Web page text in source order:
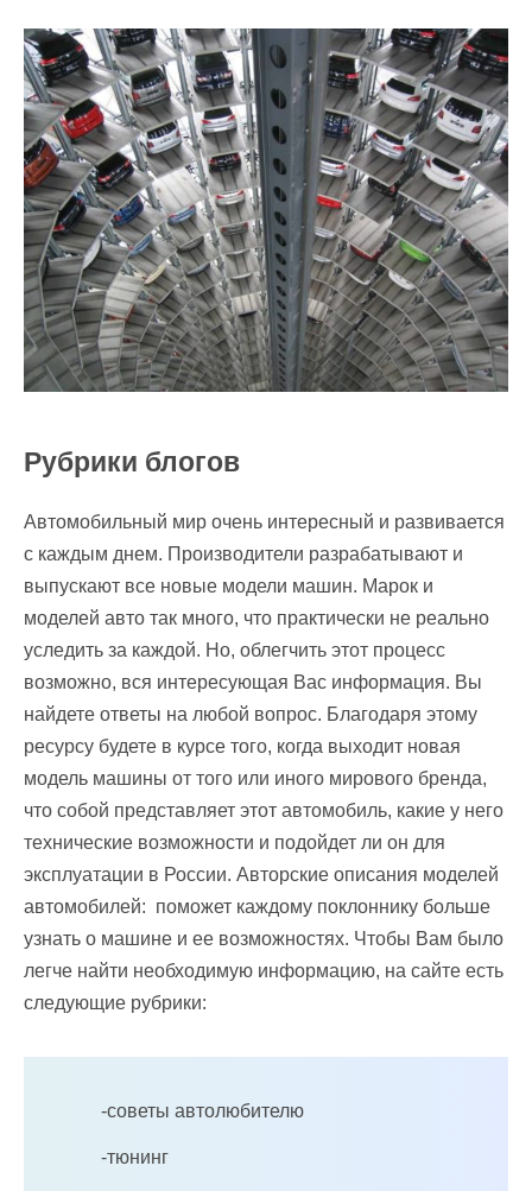
Рубрики блогов
Автомобильный мир очень интересный и развивается
с каждым днем. Производители разрабатывают и
выпускают все новые модели машин. Марок и
моделей авто так много, что практически не реально
уследить за каждой. Но, облегчить этот процесс
возможно, вся интересующая Вас информация. Вы
найдете ответы на любой вопрос. Благодаря этому
ресурсу будете в курсе того, когда выходит новая
модель машины от того или иного мирового бренда,
что собой представляет этот автомобиль, какие у него
технические возможности и подойдет ли он для
эксплуатации в России. Авторские описания моделей
автомобилей: поможет каждому поклоннику больше
узнать о машине и ее возможностях. Чтобы Вам было
легче найти необходимую информацию, на сайте есть
следующие рубрики:
-советы автолюбителю
-тюнинг